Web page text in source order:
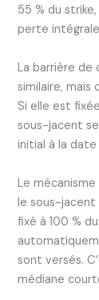
55 % du
perte
La barrière de
similaire, mais
Si elle est
sous-jacent
initial à la
Le
le sous-jacent
fixé à 100 %
sont versés.
médiane